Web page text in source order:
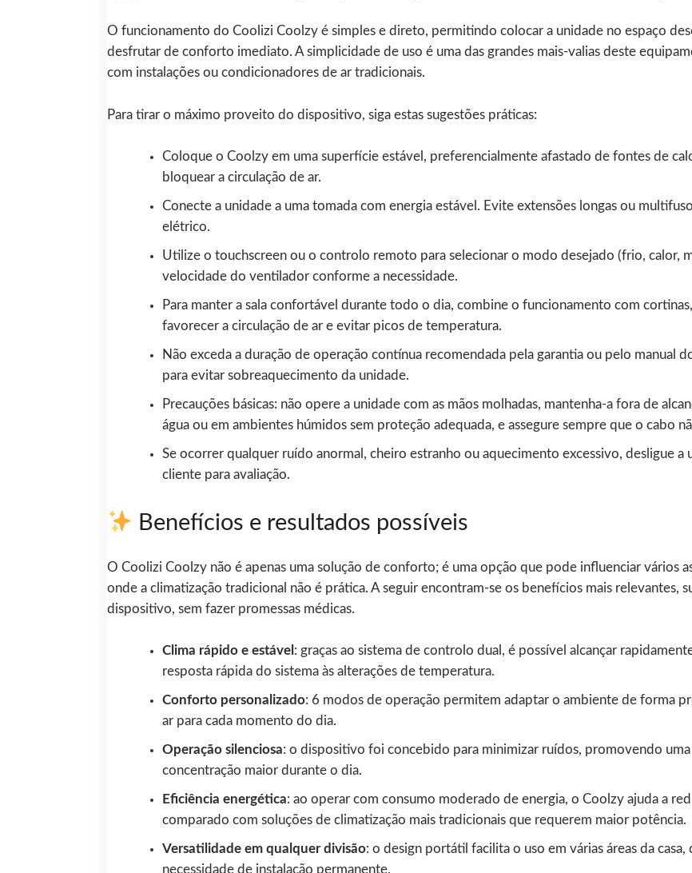
O funcionamento do Coolizi Coolzy é simples e direto, permitindo colocar a unidade no espaço
desfrutar de conforto imediato. A simplicidade de uso é uma das grandes mais-valias deste
com instalações ou condicionadores de ar tradicionais.
Para tirar o máximo proveito do dispositivo, siga estas sugestões práticas:
Coloque o Coolzy em uma superfície estável, preferencialmente afastado de fontes de
bloquear a circulação de ar.
Conecte a unidade a uma tomada com energia estável. Evite extensões longas ou
elétrico.
Utilize o touchscreen ou o controlo remoto para selecionar o modo desejado (frio, calor,
velocidade do ventilador conforme a necessidade.
Para manter a sala confortável durante todo o dia, combine o funcionamento com
favorecer a circulação de ar e evitar picos de temperatura.
Não exceda a duração de operação contínua recomendada pela garantia ou pelo manual
para evitar sobreaquecimento da unidade.
Precauções básicas: não opere a unidade com as mãos molhadas, mantenha-a fora de
água ou em ambientes húmidos sem proteção adequada, e assegure sempre que o cabo
Se ocorrer qualquer ruído anormal, cheiro estranho ou aquecimento excessivo, desligue
cliente para avaliação.
Benefícios e resultados possíveis
O Coolizi Coolzy não é apenas uma solução de conforto; é uma opção que pode influenciar vários
onde a climatização tradicional não é prática. A seguir encontram-se os benefícios mais relevantes,
dispositivo, sem fazer promessas médicas.
Clima rápido e estável : graças ao sistema de controlo dual, é possível alcançar
resposta rápida do sistema às alterações de temperatura.
Conforto personalizado: 6 modos de operação permitem adaptar o ambiente de forma
ar para cada momento do dia.
Operação silenciosa: o dispositivo foi concebido para minimizar ruídos, promovendo
concentração maior durante o dia.
Eficiência energética: ao operar com consumo moderado de energia, o Coolzy ajuda a
comparado com soluções de climatização mais tradicionais que requerem maior potência.
Versatilidade em qualquer divisão: o design portátil facilita o uso em várias áreas da
necessidade de instalação permanente.